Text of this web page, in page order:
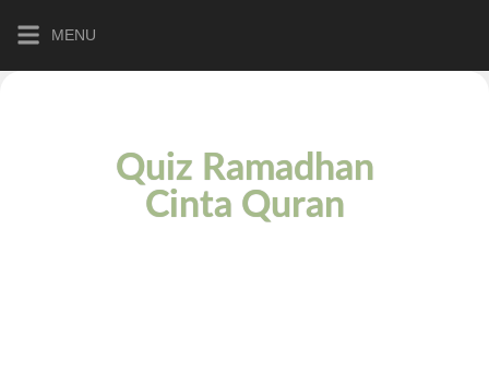
MENU
Quiz Ramadhan
Cinta Quran